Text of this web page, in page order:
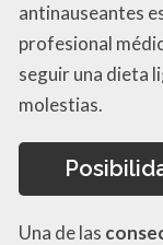
antinauseantes
profesional
seguir una dieta
molestias.
Una de las